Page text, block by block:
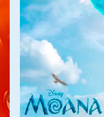
Sex - 07/08
Sala 2 14:40